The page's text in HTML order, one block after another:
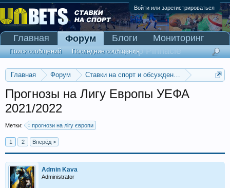
Войти или зарегистрироваться
Главная Форум
Ставки на спорт и обсуждение спортивных
Прогнозы на Лигу Европы УЕФА
2021/2022
Метки: прогнози на лігу європи
1 2 Вперёд >
Admin Kava
Administrator
Главная Форум
Поиск сообщений Последние сообщения
Блоги
Мониторинг
Сканер Pinnacle